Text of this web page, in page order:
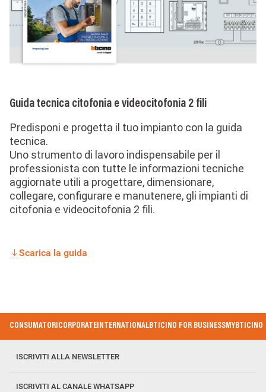
Guida tecnica citofonia e videocitofonia 2 fili
Predisponi e progetta il tuo impianto con la guida
tecnica.
Uno strumento di lavoro indispensabile per il
professionista con tutte le informazioni tecniche
aggiornate utili a progettare, dimensionare,
collegare, configurare e manutenere, gli impianti di
citofonia e videocitofonia 2 fili.
Scarica la guida
Footer
CONSUMATORICORPORATEINTERNATIONALBTICINO FOR BUSINESSMYBTICINO
ISCRIVITI ALLA NEWSLETTER
ISCRIVITI AL CANALE WHATSAPP